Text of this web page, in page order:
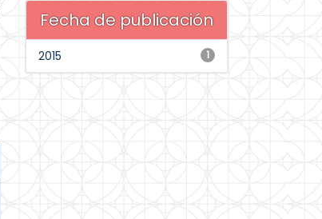
Fecha de publicación
1
2015